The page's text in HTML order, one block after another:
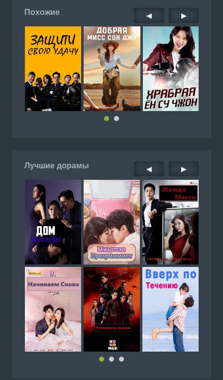
Похожие ◀ ▶
Лучшие дорамы ◀ ▶